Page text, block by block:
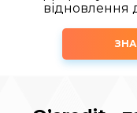
відновлення